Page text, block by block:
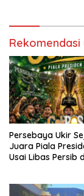
Rekomendasi
Persebaya Ukir
Juara Piala
Usai Libas Persib